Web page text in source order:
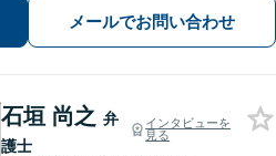
えていきます。弁護士に相談するだけ
でも解決の道筋が見えて気持ちが楽に
メールでお問い合わせ
石垣 尚之 弁
護士
インタビューを
見る